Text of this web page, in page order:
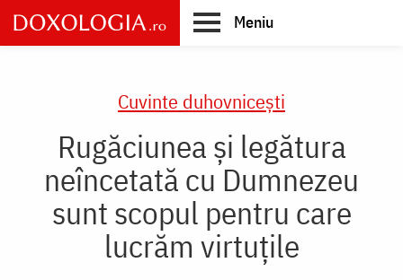
Skip
to
main
Meniu
Cuvinte duhovnicești
Rugăciunea și legătura
neîncetată cu Dumnezeu
sunt scopul pentru care
lucrăm virtuțile